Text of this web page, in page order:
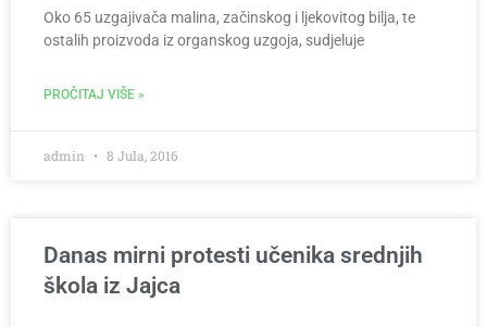
Oko 65 uzgajivača malina, začinskog i ljekovitog bilja, te
ostalih proizvoda iz organskog uzgoja, sudjeluje
PROČITAJ VIŠE »
admin 8 Jula, 2016
Danas mirni protesti učenika srednjih
škola iz Jajca